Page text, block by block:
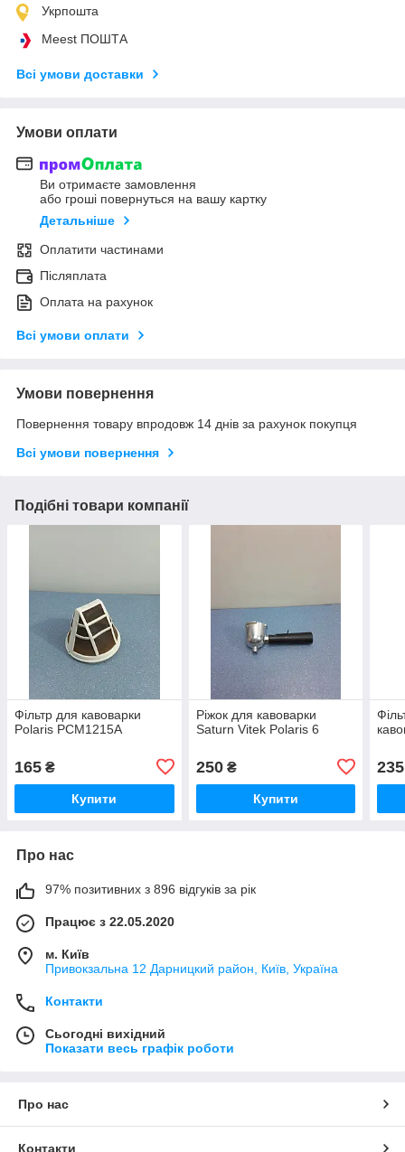
Укрпошта
Meest ПОШТА
Всі умови доставки
Умови оплати
Ви отримаєте замовлення
або гроші повернуться на вашу картку
Детальніше
Оплатити частинами
Післяплата
Оплата на рахунок
Всі умови оплати
Умови повернення
Повернення товару впродовж 14 днів за рахунок покупця
Всі умови повернення
Подібні товари компанії
Фільтр для кавоварки
Polaris PCM1215A
165 ₴
Купити
Ріжок для кавоварки
Saturn Vitek Polaris 6
250₴
Купити
235
Про нас
97% позитивних з 896 відгуків за рік
Працює з 22.05.2020
м. Київ
Привокзальна 12 Дарницкий район, Київ, Україна
Контакти
Сьогодні вихідний
Показати весь графік роботи
Про нас
Контакти